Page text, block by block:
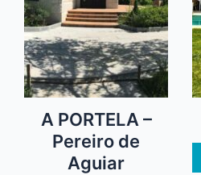
A PORTELA –
Pereiro de
Aguiar